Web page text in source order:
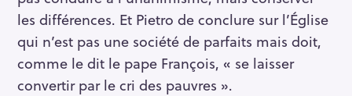
les différences. Et Pietro de conclure sur l’Église
qui n’est pas une société de parfaits mais doit,
comme le dit le pape François, « se laisser
convertir par le cri des pauvres ».